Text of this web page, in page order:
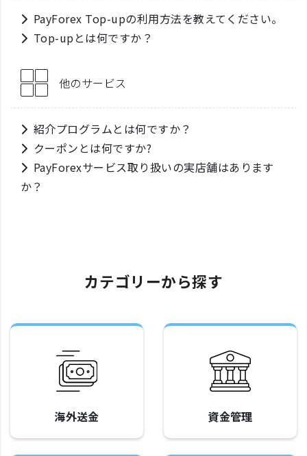
PayForex Top-upの利用方法を教えてください。
Top-upとは何ですか？
他のサービス
紹介プログラムとは何ですか？
クーポンとは何ですか?
PayForexサービス取り扱いの実店舗はあります
か？
カテゴリーから探す
海外送金 資金管理